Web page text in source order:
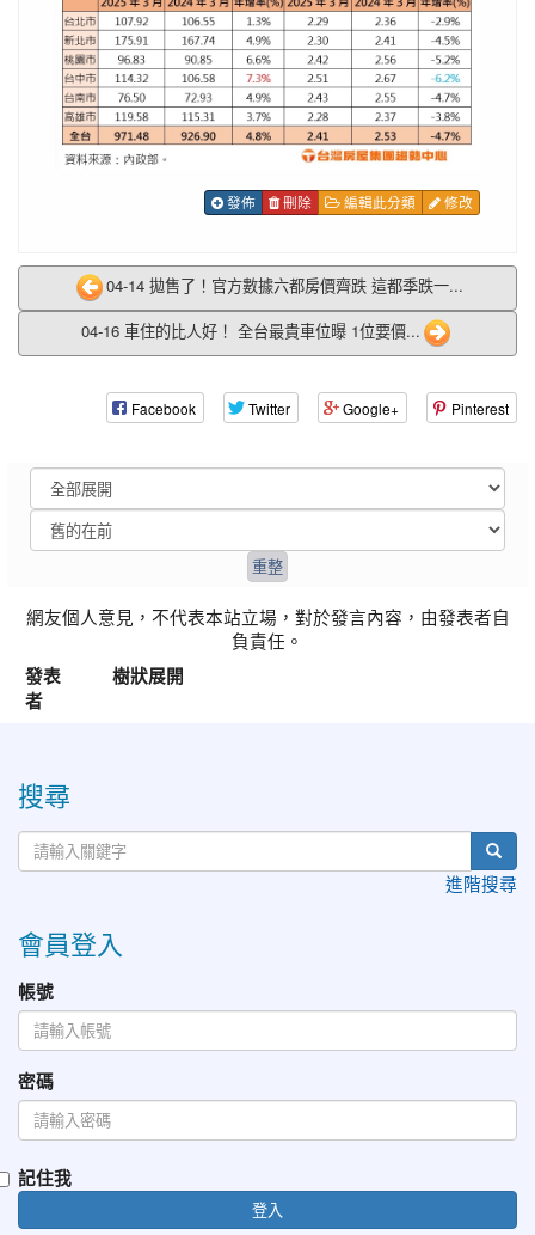
發佈 刪除 編輯此分類 修改
04-14 拋售了！官方數據六都房價齊跌 這都季跌一...
04-16 車住的比人好！ 全台最貴車位曝 1位要價...
Facebook Twitter Google+ Pinterest
網友個人意見，不代表本站立場，對於發言內容，由發表者自
負責任。
發表
者
樹狀展開
搜尋
進階搜尋
會員登入
帳號
密碼
記住我
登入